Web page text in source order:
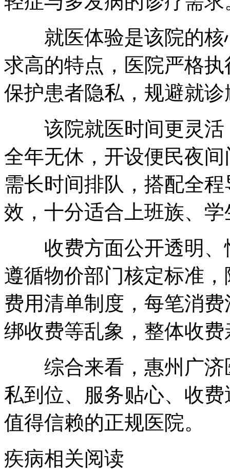
就医体验是该院的核
求高的特点，医院严格
保护患者隐私，规避就诊
该院就医时间更灵活
全年无休，开设便民夜
需长时间排队，搭配全
效，十分适合上班族、
收费方面公开透明、
遵循物价部门核定标准
费用清单制度，每笔消
绑收费等乱象，整体收
综合来看，惠州广济
私到位、服务贴心、收
值得信赖的正规医院。
疾病相关阅读